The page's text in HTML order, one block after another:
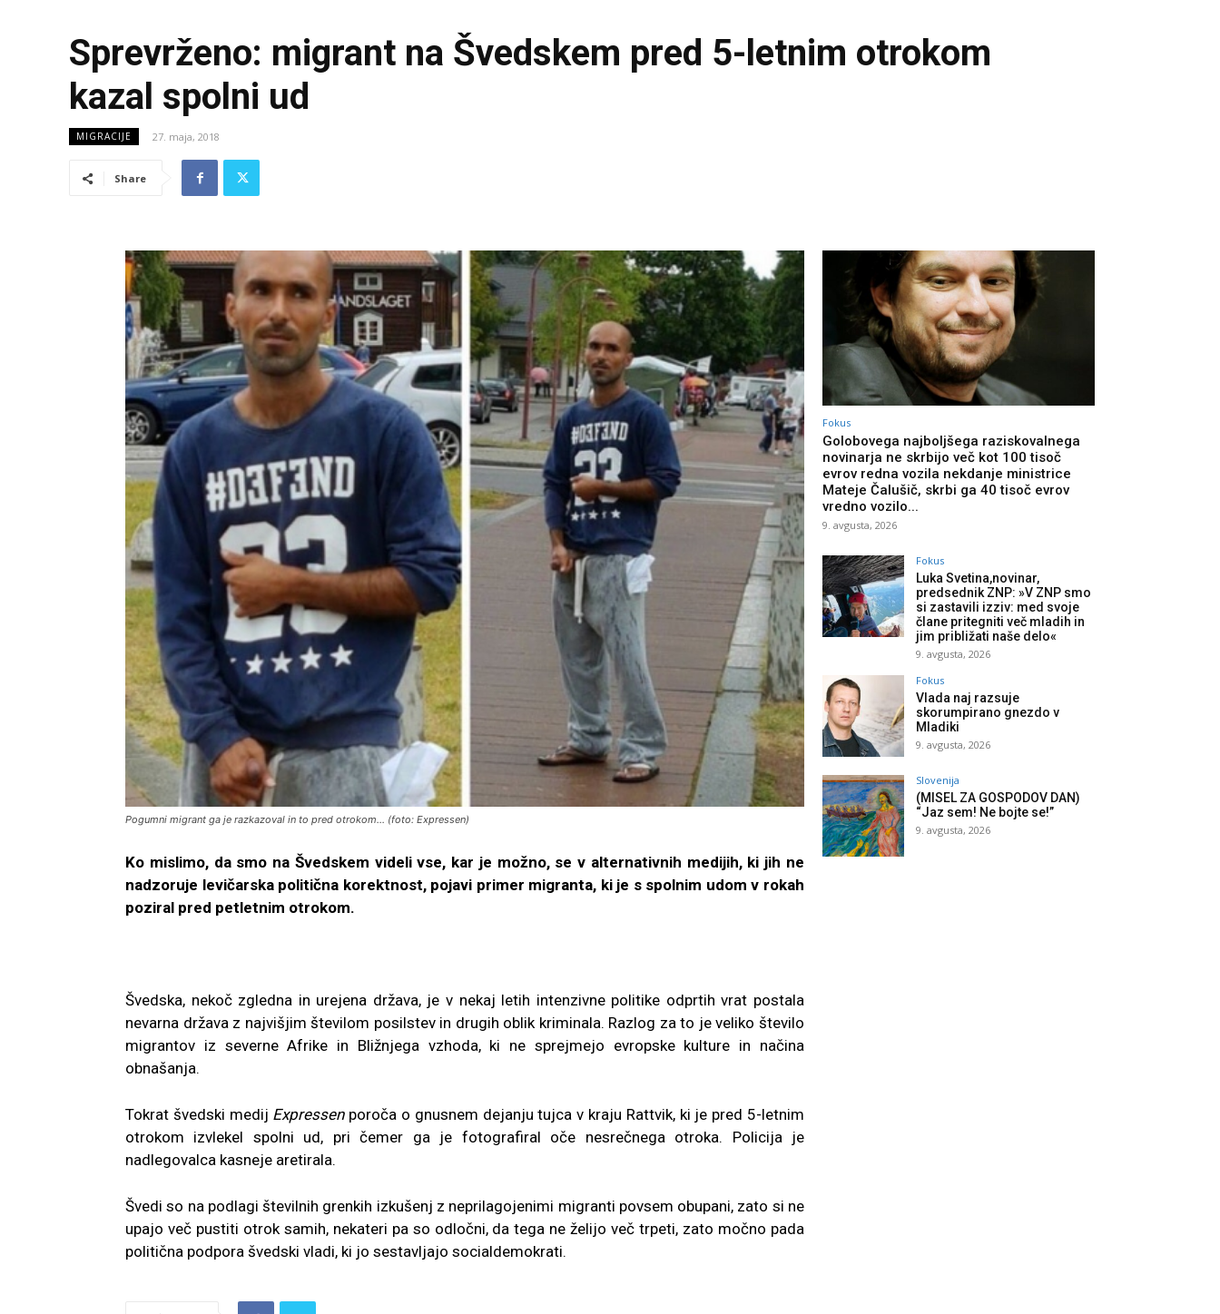
Sprevrženo: migrant na Švedskem pred 5-letnim otrokom
kazal spolni ud
MIGRACIJE 27. maja, 2018
Share
Pogumni migrant ga je razkazoval in to pred otrokom... (foto: Expressen)
Ko mislimo, da smo na Švedskem videli vse, kar je možno, se v alternativnih medijih, ki jih ne
nadzoruje levičarska politična korektnost, pojavi primer migranta, ki je s spolnim udom v rokah
poziral pred petletnim otrokom.
Švedska, nekoč zgledna in urejena država, je v nekaj letih intenzivne politike odprtih vrat postala
nevarna država z najvišjim številom posilstev in drugih oblik kriminala. Razlog za to je veliko število
migrantov iz severne Afrike in Bližnjega vzhoda, ki ne sprejmejo evropske kulture in načina
obnašanja.
Tokrat švedski medij Expressenporoča o gnusnem dejanju tujca v kraju Rattvik, ki je pred 5-letnim
otrokom izvlekel spolni ud, pri čemer ga je fotografiral oče nesrečnega otroka. Policija je
nadlegovalca kasneje aretirala.
Švedi so na podlagi številnih grenkih izkušenj z neprilagojenimi migranti povsem obupani, zato si ne
upajo več pustiti otrok samih, nekateri pa so odločni, da tega ne želijo več trpeti, zato močno pada
politična podpora švedski vladi, ki jo sestavljajo socialdemokrati.
Fokus
Golobovega najboljšega raziskovalnega
novinarja ne skrbijo več kot 100 tisoč
evrov redna vozila nekdanje ministrice
Mateje Čalušič, skrbi ga 40 tisoč evrov
vredno vozilo...
9. avgusta, 2026
Fokus
Luka Svetina,novinar,
predsednik ZNP: »V ZNP smo
si zastavili izziv: med svoje
člane pritegniti več mladih in
jim približati naše delo«
9. avgusta, 2026
Fokus
Vlada naj razsuje
skorumpirano gnezdo v
Mladiki
9. avgusta, 2026
Slovenija
(MISEL ZA GOSPODOV DAN)
“Jaz sem! Ne bojte se!”
9. avgusta, 2026